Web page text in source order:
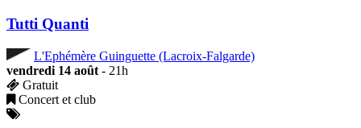
Tutti Quanti
L'Ephémère Guinguette (Lacroix-Falgarde)
vendredi 14 août - 21h
Gratuit
Concert et club